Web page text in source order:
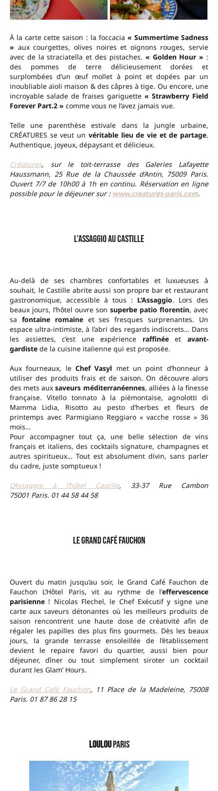
À la carte cette saison : la foccacia « Summertime Sadness
» aux courgettes, olives noires et oignons rouges, servie
avec de la straciatella et des pistaches. « Golden Hour » :
des pommes de terre délicieusement dorées et
surplombées d’un œuf mollet à point et dopées par un
inoubliable aïoli maison & des câpres à tige. Ou encore, une
incroyable salade de fraises gariguette « Strawberry Field
Forever Part.2 » comme vous ne l’avez jamais vue.
Telle une parenthèse estivale dans la jungle urbaine,
CRÉATURES se veut un véritable lieu de vie et de partage.
Authentique, joyeux, dépaysant et délicieux.
Créatures, sur le toit-terrasse des Galeries Lafayette
Haussmann, 25 Rue de la Chaussée d’Antin, 75009 Paris.
Ouvert 7/7 de 10h00 à 1h en continu. Réservation en ligne
possible pour le déjeuner sur : www.creatures-paris.com.
L’Assaggio au Castille
Au-delà de ses chambres confortables et luxueuses à
souhait, le Castille abrite aussi son propre bar et restaurant
gastronomique, accessible à tous : L’Assaggio. Lors des
beaux jours, l’hôtel ouvre son superbe patio florentin, avec
sa fontaine romaineet ses fresques surprenantes. Un
espace ultra-intimiste, à l’abri des regards indiscrets… Dans
les assiettes, c’est une expérience raffinéeetavant-
gardiste de la cuisine italienne qui est proposée.
Aux fourneaux, leChef Vasyl met un point d’honneur à
utiliser des produits frais et de saison. On découvre alors
des mets auxsaveurs méditerranéennes, alliées à la finesse
française. Vitello tonnato à la piémontaise, agnolotti di
Mamma Lidia, Risotto au pesto d’herbes et fleurs de
printemps avec Parmigiano Reggiaro « vacche rosse » 36
mois…
Pour accompagner tout ça, une belle sélection de vins
français et italiens, des cocktails signature, champagnes et
autres spiritueux… Tout est absolument divin, sans parler
du cadre, juste somptueux !
L’Assaggio à l’hôtel Castille, 33-37 Rue Cambon
75001 Paris. 01 44 58 44 58
Le Grand Café Fauchon
Ouvert du matin jusqu’au soir, le Grand Café Fauchon de
Fauchon L’Hôtel Paris, vit au rythme de l’effervescence
parisienne ! Nicolas Flechel, le Chef Exécutif y signe une
carte aux saveurs détonantes où les meilleurs produits de
saison rencontrent une haute dose de créativité afin de
régaler les papilles des plus fins gourmets. Dès les beaux
jours, la grande terrasse ensoleillée de l’établissement
devient le repaire favori du quartier, aussi bien pour
déjeuner, dîner ou tout simplement siroter un cocktail
durant les Glam’ Hours.
Le Grand Café Fauchon, 11 Place de la Madeleine, 75008
Paris. 01 87 86 28 15
LoulouParis